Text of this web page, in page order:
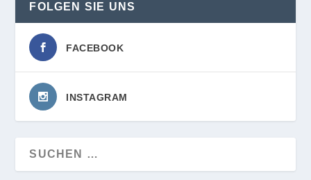
FOLGEN SIE UNS
FACEBOOK
INSTAGRAM